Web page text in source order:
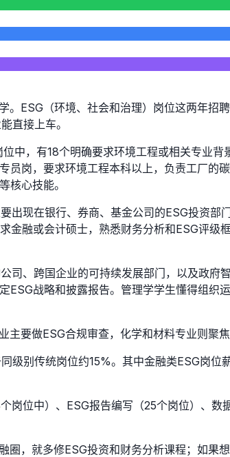
ESG（环境、社会和治理）岗位这两年招
直接上车。
中，有18个明确要求环境工程或相关专业
岗，要求环境工程本科以上，负责工厂的
核心技能。
现在银行、券商、基金公司的ESG投资
融或会计硕士，熟悉财务分析和ESG评
、跨国企业的可持续发展部门，以及政府
战略和披露报告。管理学学生懂得组织
要做ESG合规审查，化学和材料专业则聚焦
别传统岗位约15%。其中金融类ESG岗
位中）、ESG报告编写（25个岗位）、
，就多修ESG投资和财务分析课程；如果